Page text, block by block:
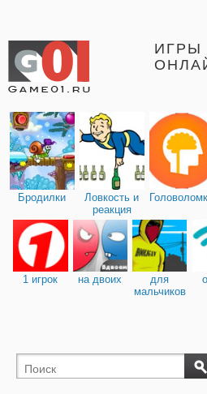
ИГРЫ
Бродилки
Ловкость и
реакция
1 игрок на двоих
для
мальчиков